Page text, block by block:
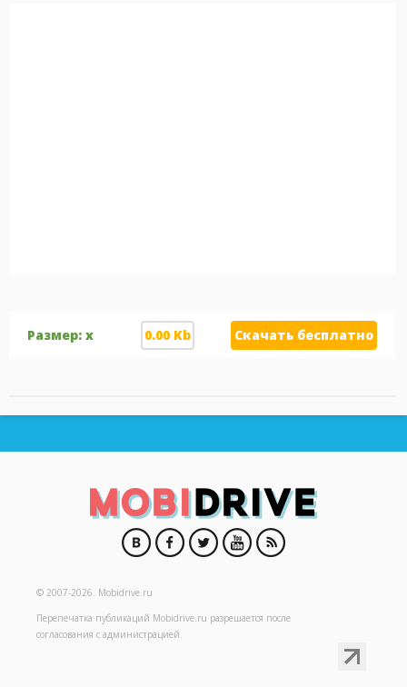
Размер: x 0.00 Kb Скачать бесплатно
© 2007-2026. Mobidrive.ru
Перепечатка публикаций Mobidrive.ru разрешается после
согласования с администрацией.